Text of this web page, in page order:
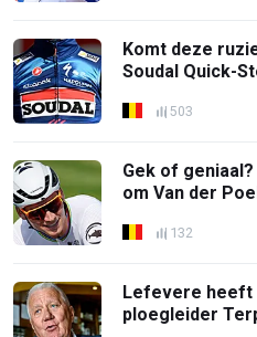
Komt deze
Soudal Quick-
503
Gek of
om Van der
132
Lefevere heeft
ploegleider